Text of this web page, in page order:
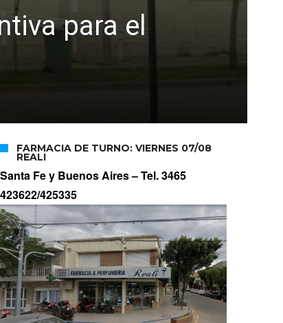
para el
FARMACIA DE TURNO: VIERNES 07/08
REALI
Santa Fe y Buenos Aires –Tel. 3465
423622/425335